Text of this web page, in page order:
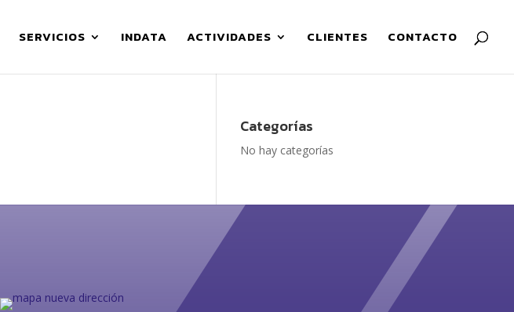
SERVICIOS INDATA ACTIVIDADES CLIENTES CONTACTO
Categorías
No hay categorías